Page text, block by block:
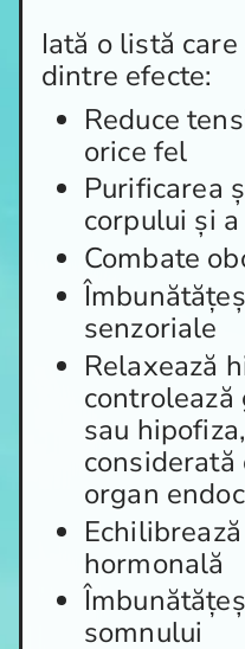
Iată o listă
dintre efecte:
Reduce
orice fel
Purificarea
corpului și
Combate
senzoriale
Relaxează
sau
organ
hormonală
somnului